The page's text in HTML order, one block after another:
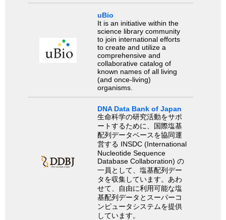
uBio
It is an initiative within the
science library community
to join international efforts
to create and utilize a
comprehensive and
collaborative catalog of
known names of all living
(and once-living)
organisms.
DNA Data Bank of Japan
生命科学の研究活動をサポ
ートするために、国際塩基
配列データベースを協同運
営する INSDC (International
Nucleotide Sequence
Database Collaboration) の
一員として、塩基配列デー
タを収集しています。あわ
せて、自由に利用可能な塩
基配列データとスーパーコ
ンピュータシステムを提供
しています。